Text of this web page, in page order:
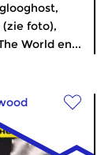
(zie foto),
World en...